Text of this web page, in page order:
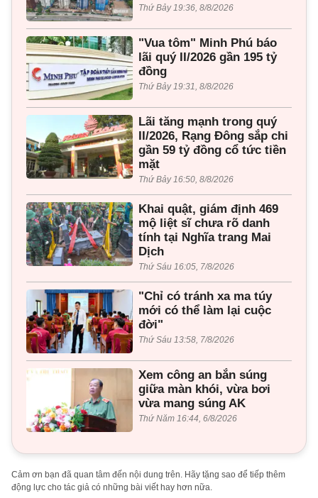
Thứ Bảy 19:36, 8/8/2026
"Vua tôm" Minh Phú báo
lãi quý II/2026 gần 195 tỷ
đồng
Thứ Bảy 19:31, 8/8/2026
Lãi tăng mạnh trong quý
II/2026, Rạng Đông sắp chi
gần 59 tỷ đồng cổ tức tiền
mặt
Thứ Bảy 16:50, 8/8/2026
Khai quật, giám định 469
mộ liệt sĩ chưa rõ danh
tính tại Nghĩa trang Mai
Dịch
Thứ Sáu 16:05, 7/8/2026
"Chỉ có tránh xa ma túy
mới có thể làm lại cuộc
đời"
Thứ Sáu 13:58, 7/8/2026
Xem công an bắn súng
giữa màn khói, vừa bơi
vừa mang súng AK
Thứ Năm 16:44, 6/8/2026
Cảm ơn bạn đã quan tâm đến nội dung trên. Hãy tặng sao để tiếp thêm
động lực cho tác giả có những bài viết hay hơn nữa.